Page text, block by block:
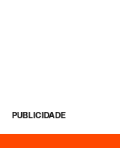
PUBLICIDADE